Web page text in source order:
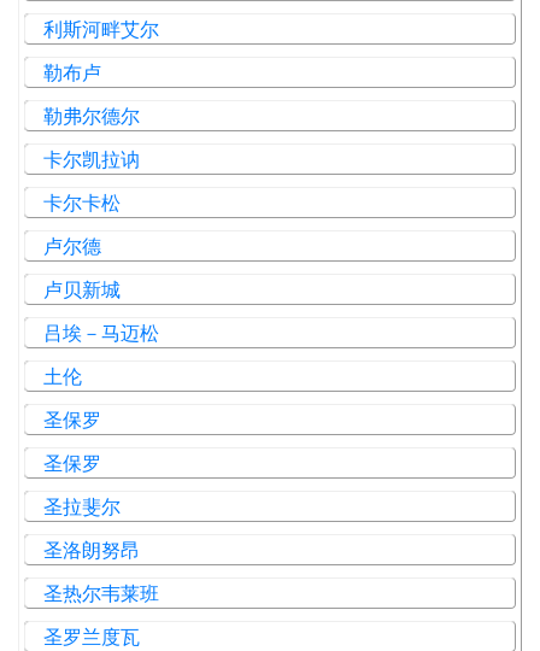
利斯河畔艾尔
勒布卢
勒弗尔德尔
卡尔凯拉讷
卡尔卡松
卢尔德
卢贝新城
吕埃－马迈松
土伦
圣保罗
圣保罗
圣拉斐尔
圣洛朗努昂
圣热尔韦莱班
圣罗兰度瓦